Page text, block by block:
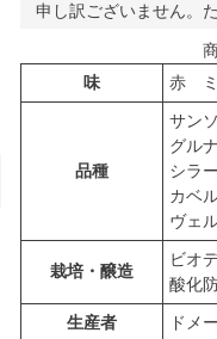
申し訳ございません。
味
赤 ミ
品種
サン
グル
シラー
カベ
ヴェ
栽培・醸造
ビオ
酸化
生産者
ドメ